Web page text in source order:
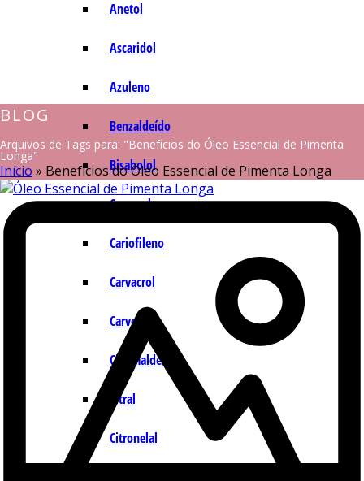
Anetol
Ascaridol
Azuleno
Benzaldeído
Bisabolol
Camazuleno
Cariofileno
Carvacrol
Carvona
Cinamaldeído
Citral
Citronelal
BLOG
Arquivos de Tags para: "Benefícios do Óleo Essencial de Pimenta
Longa"
Início » Benefícios do Óleo Essencial de Pimenta Longa